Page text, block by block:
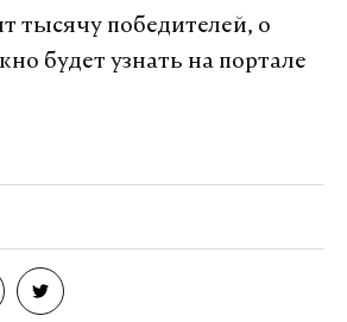
путь развития является
для России.
что когда путч провалился, то
шанс сохранить Советский
тысячу победителей, о
будет узнать на портале